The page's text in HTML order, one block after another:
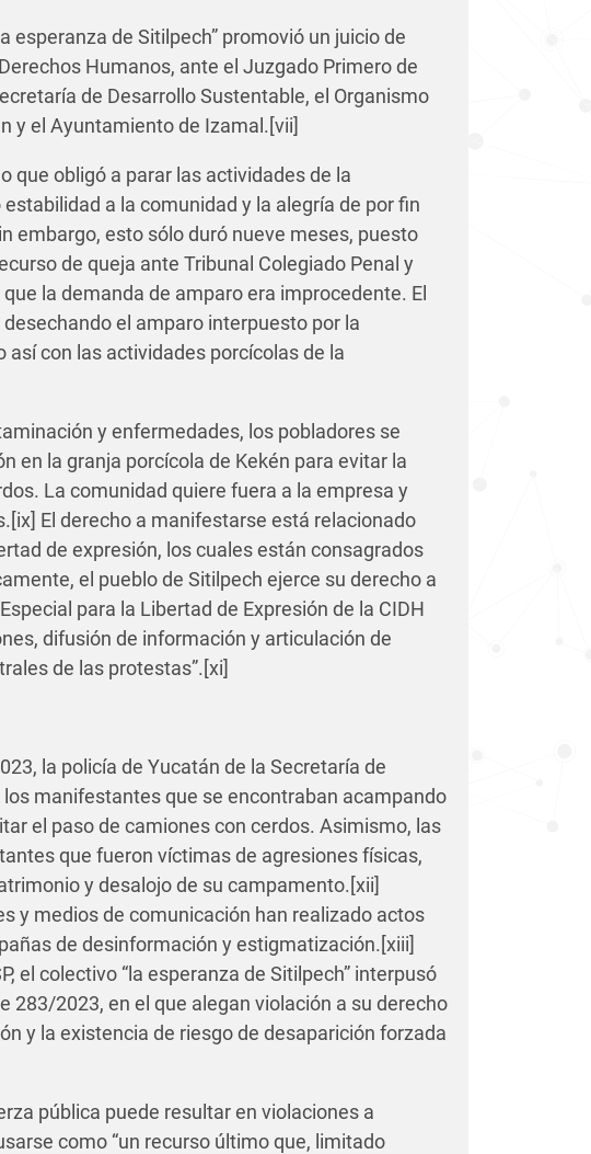
esperanza de Sitilpech” promovió un juicio de
Humanos, ante el Juzgado Primero de
de Desarrollo Sustentable, el Organismo
y el Ayuntamiento de Izamal. [vii]
que obligó a parar las actividades de la
a la comunidad y la alegría de por fin
embargo, esto sólo duró nueve meses, puesto
de queja ante Tribunal Colegiado Penal y
que la demanda de amparo era improcedente. El
el amparo interpuesto por la
con las actividades porcícolas de la
y enfermedades, los pobladores se
en la granja porcícola de Kekén para evitar la
La comunidad quiere fuera a la empresa y
[ix] El derecho a manifestarse está relacionado
de expresión, los cuales están consagrados
el pueblo de Sitilpech ejerce su derecho a
para la Libertad de Expresión de la CIDH
difusión de información y articulación de
de las protestas”. [xi]
la policía de Yucatán de la Secretaría de
manifestantes que se encontraban acampando
el paso de camiones con cerdos. Asimismo, las
que fueron víctimas de agresiones físicas,
y desalojo de su campamento. [xii]
y medios de comunicación han realizado actos
de desinformación y estigmatización. [xiii]
el colectivo “la esperanza de Sitilpech” interpusó
283/2023, en el que alegan violación a su derecho
y la existencia de riesgo de desaparición forzada
pública puede resultar en violaciones a
como “un recurso último que, limitado